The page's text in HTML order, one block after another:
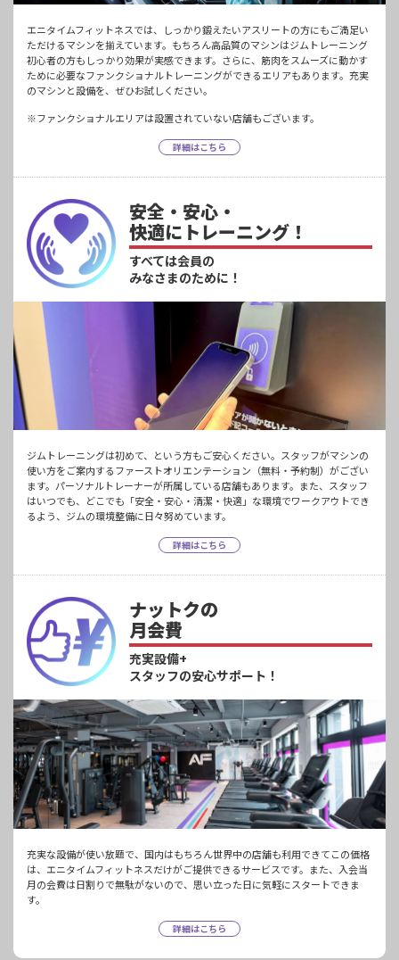
エニタイムフィットネスでは、しっかり鍛えたいアスリートの方にもご満足い
ただけるマシンを揃えています。もちろん高品質のマシンはジムトレーニング
初心者の方もしっかり効果が実感できます。さらに、筋肉をスムーズに動かす
ために必要なファンクショナルトレーニングができるエリアもあります。充実
のマシンと設備を、ぜひお試しください。
※ファンクショナルエリアは設置されていない店舗もございます。
詳細はこちら
安全・安心・
快適にトレーニング！
すべては会員の
みなさまのために！
ジムトレーニングは初めて、という方もご安心ください。スタッフがマシンの
使い方をご案内するファーストオリエンテーション（無料・予約制）がござい
ます。パーソナルトレーナーが所属している店舗もあります。また、スタッフ
はいつでも、どこでも「安全・安心・清潔・快適」な環境でワークアウトでき
るよう、ジムの環境整備に日々努めています。
詳細はこちら
ナットクの
月会費
充実設備+
スタッフの安心サポート！
充実な設備が使い放題で、国内はもちろん世界中の店舗も利用できてこの価格
は、エニタイムフィットネスだけがご提供できるサービスです。また、入会当
月の会費は日割りで無駄がないので、思い立った日に気軽にスタートできま
す。
詳細はこちら